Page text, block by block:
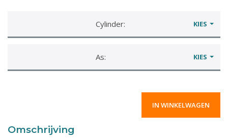
Cylinder: KIES
As: KIES
Omschrijving